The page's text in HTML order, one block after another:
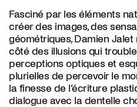
Fasciné par les éléments
créer des images, des
géométriques, Damien
côté des illusions qui
perceptions optiques et
plurielles de percevoir le
la finesse de l’écriture
dialogue avec la dentelle